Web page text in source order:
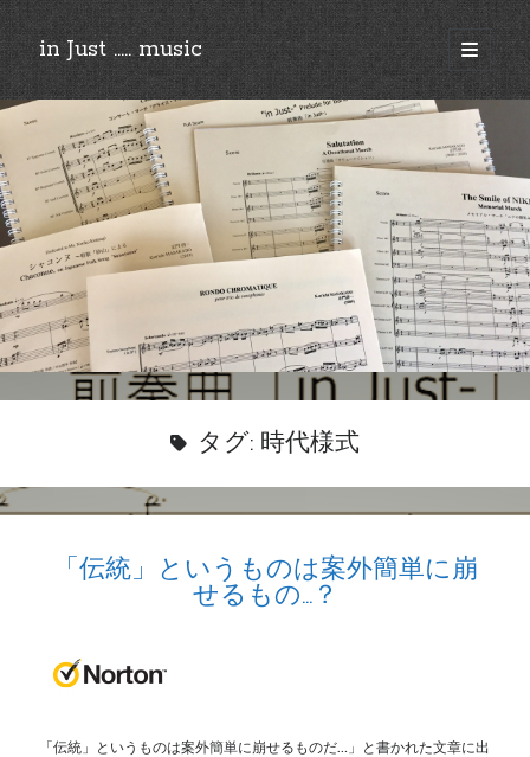
in Just ..... music
open
primary
menu
Sidebar
©︎2018-2025 by Ken’ichi MASAKADO, All rights reserved.
タグ: 時代様式
「伝統」というものは案外簡単に崩
せるもの…？
「伝統」というものは案外簡単に崩せるものだ…」と書かれた文章に出